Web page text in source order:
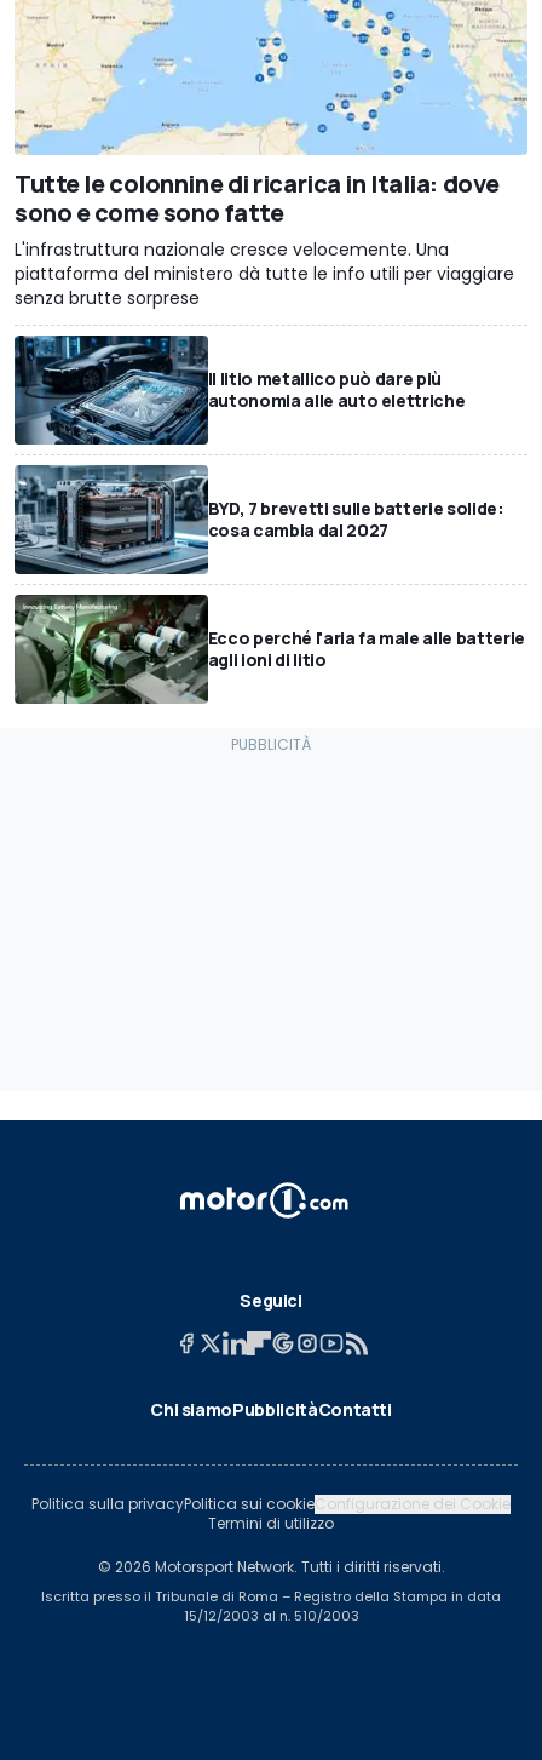
Tutte le colonnine di ricarica in Italia: dove
sono e come sono fatte
L'infrastruttura nazionale cresce velocemente. Una
piattaforma del ministero dà tutte le info utili per viaggiare
senza brutte sorprese
Il litio metallico può dare più
autonomia alle auto elettriche
BYD, 7 brevetti sulle batterie solide:
cosa cambia dal 2027
Ecco perché l'aria fa male alle batterie
agli ioni di litio
Seguici
Chi siamoPubblicitàContatti
Politica sulla privacyPolitica sui cookieConfigurazione dei Cookie
Termini di utilizzo
© 2026 Motorsport Network. Tutti i diritti riservati.
Iscritta presso il Tribunale di Roma – Registro della Stampa in data
15/12/2003 al n. 510/2003